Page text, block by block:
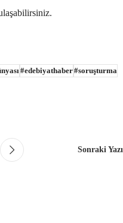
#edebiyathaber#soruşturma
Sonraki Yazı